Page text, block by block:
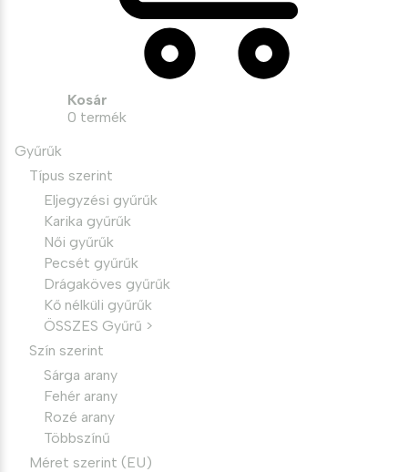
Kosár
0 termék
Gyűrűk
Típus szerint
Eljegyzési gyűrűk
Karika gyűrűk
Női gyűrűk
Pecsét gyűrűk
Drágaköves gyűrűk
Kő nélküli gyűrűk
ÖSSZES Gyűrű >
Szín szerint
Sárga arany
Fehér arany
Rozé arany
Többszínű
Méret szerint (EU)